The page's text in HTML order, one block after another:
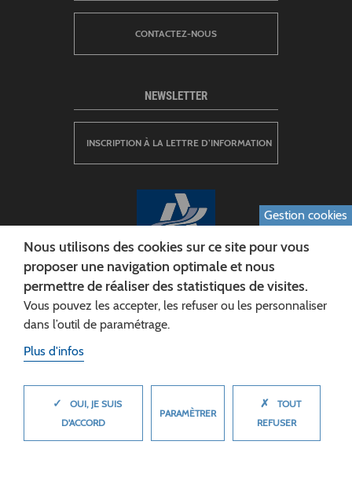
CONSEIL DÉPARTEMENTAL DE L'AISNE
Siège :
CONTACTEZ-NOUS
NEWSLETTER
INSCRIPTION À LA LETTRE D’INFORMATION
Gestion cookies
Nous utilisons des cookies sur ce site pour vous
proposer une navigation optimale et nous
permettre de réaliser des statistiques de visites.
Vous pouvez les accepter, les refuser ou les personnaliser
dans l’outil de paramétrage.
Plus d'infos
✓
OUI, JE SUIS
D'ACCORD
PARAMÈTRER
✗
TOUT
REFUSER
MASQUER